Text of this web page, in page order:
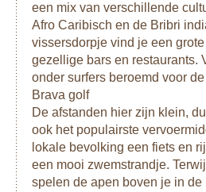
een mix van verschillende
Afro Caribisch en de Bribri
vissersdorpje vind je een
gezellige bars en restaurants.
onder surfers beroemd voor
Brava golf
De afstanden hier zijn klein,
ook het populairste
lokale bevolking een fiets en
een mooi zwemstrandje.
spelen de apen boven je in de